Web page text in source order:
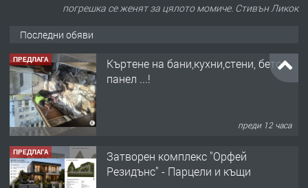
погрешка се женят за цялото момиче. Стивън Ликок
Последни обяви
ПРЕДЛАГА
Къртене на бани,кухни,стени, бетон,
панел ...!
преди 12 часа
ПРЕДЛАГА
Затворен комплекс "Орфей
Резидънс" - Парцели и къщи